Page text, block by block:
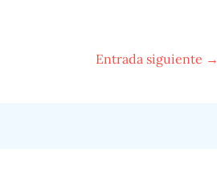
Entrada siguiente →